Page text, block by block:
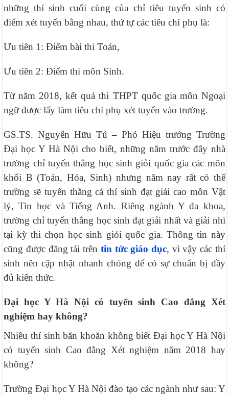
những thí sinh cuối cùng của chỉ tiêu tuyển sinh có
điểm xét tuyển bằng nhau, thứ tự các tiêu chí phụ là:
Ưu tiên 1: Điểm bài thi Toán,
Ưu tiên 2: Điểm thi môn Sinh.
Từ năm 2018, kết quả thi THPT quốc gia môn Ngoại
ngữ được lấy làm tiêu chí phụ xét tuyển vào trường.
GS.TS. Nguyễn Hữu Tú – Phó Hiệu trưởng Trường
Đại học Y Hà Nội cho biết, những năm trước đây nhà
trường chỉ tuyển thẳng học sinh giỏi quốc gia các môn
khối B (Toán, Hóa, Sinh) nhưng năm nay rất có thể
trường sẽ tuyển thẳng cả thí sinh đạt giải cao môn Vật
lý, Tin học và Tiếng Anh. Riêng ngành Y đa khoa,
trường chỉ tuyển thẳng học sinh đạt giải nhất và giải nhì
tại kỳ thi chọn học sinh giỏi quốc gia. Thông tin này
cũng được đăng tải trên tin tức giáo dục, vì vậy các thí
sinh nên cập nhật nhanh chóng để có sự chuẩn bị đầy
đủ kiến thức.
Đại học Y Hà Nội có tuyển sinh Cao đẳng Xét
nghiệm hay không?
Nhiều thí sinh băn khoăn không biết Đại học Y Hà Nội
có tuyển sinh Cao đẳng Xét nghiệm năm 2018 hay
không?
Trường Đại học Y Hà Nội đào tạo các ngành như sau: Y